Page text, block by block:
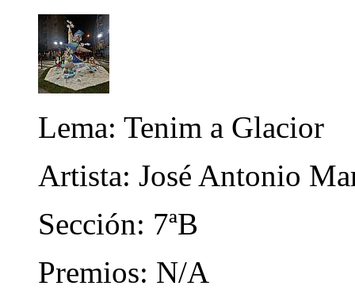
Lema: Tenim a Glacior
Artista: José Antonio
Sección: 7ªB
Premios: N/A